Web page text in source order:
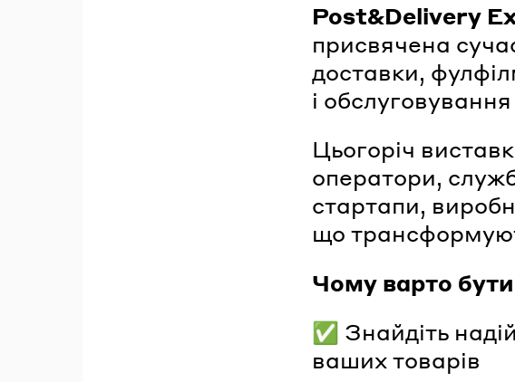
Post&Delivery
присвячена
доставки,
і обслуговування
Цьогоріч
оператори,
стартапи,
що
Чому варто
✅ Знайдіть
ваших товарів